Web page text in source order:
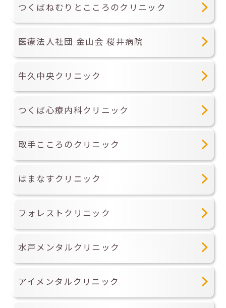
つくばねむりとこころのクリニック
医療法人社団 金山会 桜井病院
牛久中央クリニック
つくば心療内科クリニック
取手こころのクリニック
はまなすクリニック
フォレストクリニック
水戸メンタルクリニック
アイメンタルクリニック